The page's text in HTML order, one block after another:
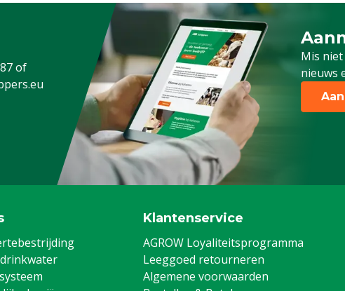
of
Mis
nieuws
Schrijf
Klantenservice
AGROW Loyaliteitsprogramma
Leeggoed retourneren
Algemene voorwaarden